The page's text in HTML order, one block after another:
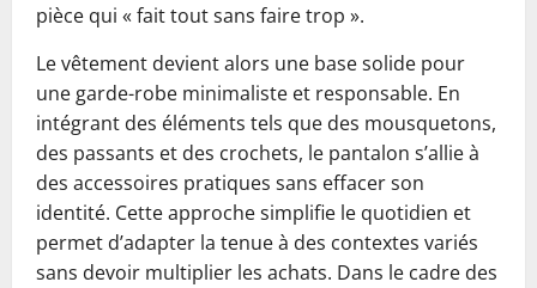
pièce qui « fait tout sans faire trop ».
Le vêtement devient alors une base solide pour
une garde-robe minimaliste et responsable. En
intégrant des éléments tels que des mousquetons,
des passants et des crochets, le pantalon s’allie à
des accessoires pratiques sans effacer son
identité. Cette approche simplifie le quotidien et
permet d’adapter la tenue à des contextes variés
sans devoir multiplier les achats. Dans le cadre des